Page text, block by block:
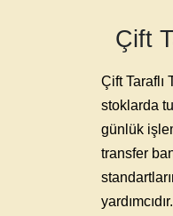
Çift
Çift Taraflı
stoklarda
günlük
transfer